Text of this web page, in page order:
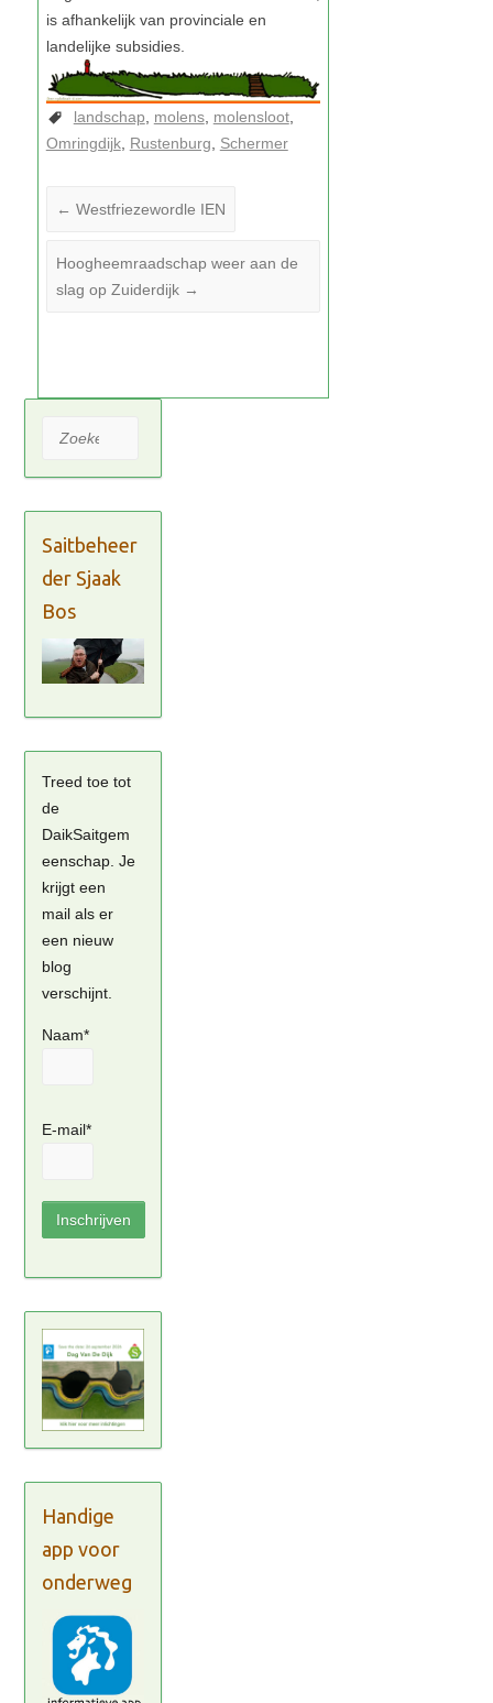
landschap molens molensloot
Omringdijk Rustenburg Schermer
← Westfriezewordle IEN
Hoogheemraadschap weer aan de
slag op Zuiderdijk →
Zoeken
Saitbeheer
der Sjaak
Bos
Treed toe tot
de
DaikSaitgem
eenschap. Je
krijgt een
mail als er
een nieuw
blog
verschijnt.
Naam*
E-mail*
Handige
app voor
onderweg